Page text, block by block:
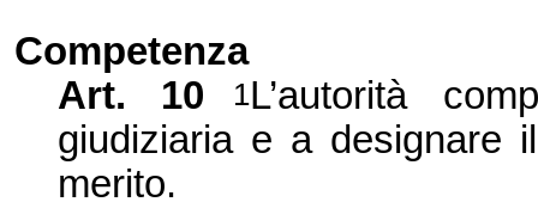
Competenza
Art. 10
1L’autorità
giudiziaria e a designare
merito.